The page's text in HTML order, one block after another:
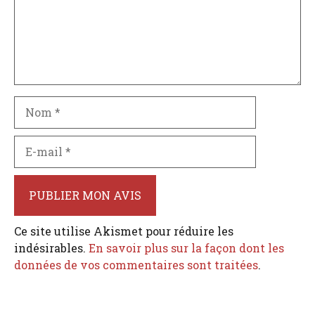
mail
Ce site utilise Akismet pour réduire les
indésirables. En savoir plus sur la façon dont les
données de vos commentaires sont traitées.